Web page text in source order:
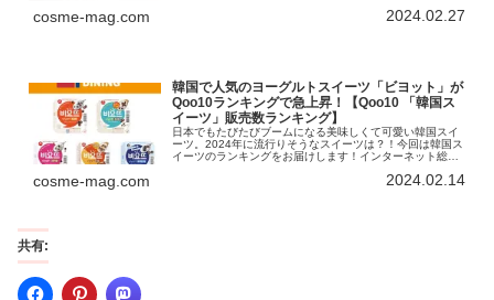
cosme-mag.com 2024.02.27
韓国で人気のヨーグルトスイーツ「ビヨット」が
Qoo10ランキングで急上昇！【Qoo10 「韓国ス
イーツ」販売数ランキング】
日本でもたびたびブームになる美味しくて可愛い韓国スイ
ーツ。2024年に流行りそうなスイーツは？！今回は韓国ス
イーツのランキングをお届けします！インターネット総合
cosme-mag.com 2024.02.14
共有: